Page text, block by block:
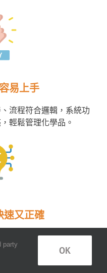
易上手
流程符合邏輯，系統功
輕鬆管理化學品。
速又正確
比對、計算及判定化學
違法風險。
party
OK